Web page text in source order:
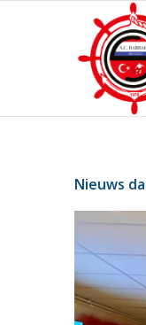
Nieuws